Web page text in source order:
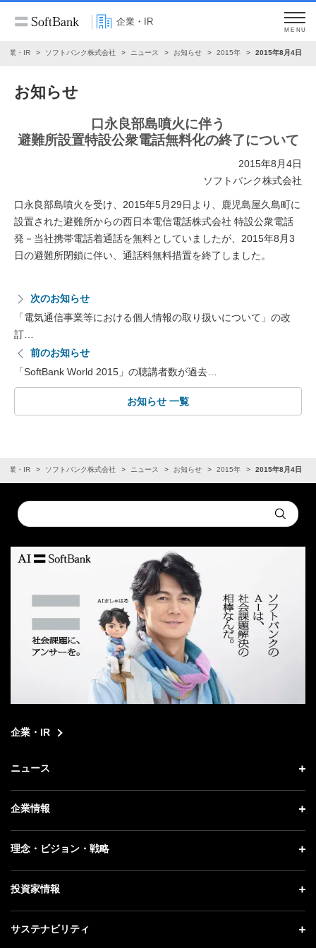
企業・IR
MENU
企業・IR ソフトバンク株式会社 ニュース お知らせ 2015年 2015年8月4日
お知らせ
口永良部島噴火に伴う
避難所設置特設公衆電話無料化の終了について
2015年8月4日
ソフトバンク株式会社
口永良部島噴火を受け、2015年5月29日より、鹿児島屋久島町に
設置された避難所からの西日本電信電話株式会社 特設公衆電話
発－当社携帯電話着通話を無料としていましたが、2015年8月3
日の避難所閉鎖に伴い、通話料無料措置を終了しました。
次のお知らせ
「電気通信事業等における個人情報の取り扱いについて」の改
訂…
前のお知らせ
「SoftBank World 2015」の聴講者数が過去…
お知らせ 一覧
企業・IR ソフトバンク株式会社 ニュース お知らせ 2015年 2015年8月4日
Conduct
a
Submit
企業・IR
ニュース
ニュース トップ
プレスリリース
更新情報
企業情報
企業情報 トップ
社長メッセージ
事業紹介
理念・ビジョン・戦略
理念・ビジョン・戦略 トップ
成長戦略「Activate AI for Society」
投資家情報
投資家情報 トップ
サステナビリティ